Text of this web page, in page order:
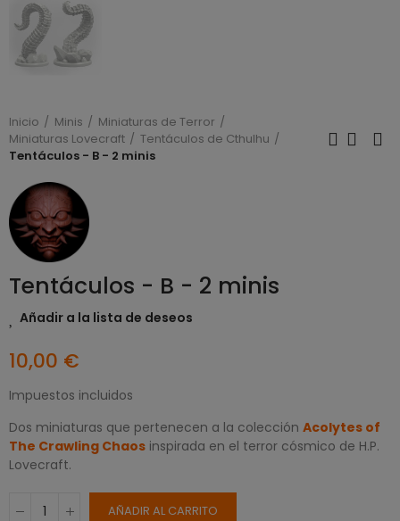
Inicio Minis
Miniaturas de Terror
Miniaturas Lovecraft
Tentáculos de Cthulhu
Tentáculos - B - 2 minis
Tentáculos - B - 2 minis
Añadir a la lista de deseos
10,00 €
Impuestos incluidos
Dos miniaturas que pertenecen a la colección Acolytes of
The Crawling Chaos inspirada en el terror cósmico de H.P.
Lovecraft.
AÑADIR AL CARRITO